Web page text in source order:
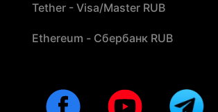
Tether - Visa/Master RUB
Ethereum - Сбербанк RUB